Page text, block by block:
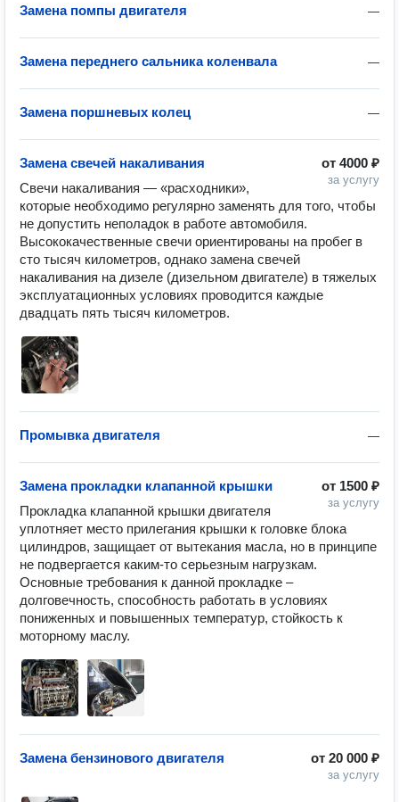
—
Замена помпы двигателя
—
Замена переднего сальника коленвала
—
Замена поршневых колец
от 4000 ₽
за услугу
Замена свечей накаливания
Свечи накаливания — «расходники»,
которые необходимо регулярно заменять для того, чтобы
не допустить неполадок в работе автомобиля.
Высококачественные свечи ориентированы на пробег в
сто тысяч километров, однако замена свечей
накаливания на дизеле (дизельном двигателе) в тяжелых
эксплуатационных условиях проводится каждые
двадцать пять тысяч километров.
—
Промывка двигателя
от 1500 ₽
за услугу
Замена прокладки клапанной крышки
Прокладка клапанной крышки двигателя
уплотняет место прилегания крышки к головке блока
цилиндров, защищает от вытекания масла, но в принципе
не подвергается каким-то серьезным нагрузкам.
Основные требования к данной прокладке –
долговечность, способность работать в условиях
пониженных и повышенных температур, стойкость к
моторному маслу.
от 20 000 ₽
за услугу
Замена бензинового двигателя